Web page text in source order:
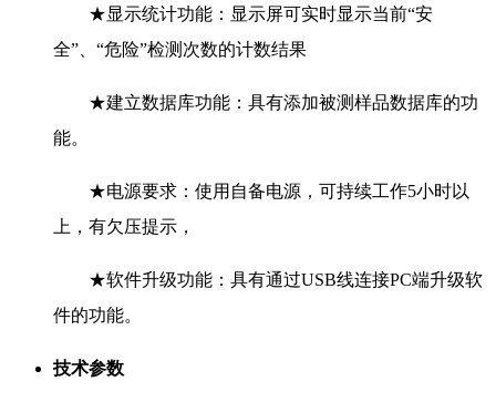
★显示统计功能：显示屏可实时显示当前“安
全”、“危险”检测次数的计数结果
★建立数据库功能：具有添加被测样品数据库的功
能。
★电源要求：使用自备电源，可持续工作5小时以
上，有欠压提示，
★软件升级功能：具有通过USB线连接PC端升级软
件的功能。
技术参数